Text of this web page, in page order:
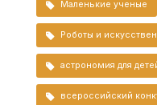
Маленькие ученые
Роботы и
астрономия для
всероссийский